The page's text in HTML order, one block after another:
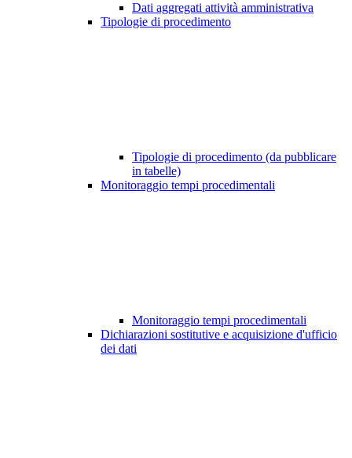
Dati aggregati attività amministrativa
Tipologie di procedimento
Tipologie di procedimento (da pubblicare
in tabelle)
Monitoraggio tempi procedimentali
Monitoraggio tempi procedimentali
Dichiarazioni sostitutive e acquisizione d'ufficio
dei dati